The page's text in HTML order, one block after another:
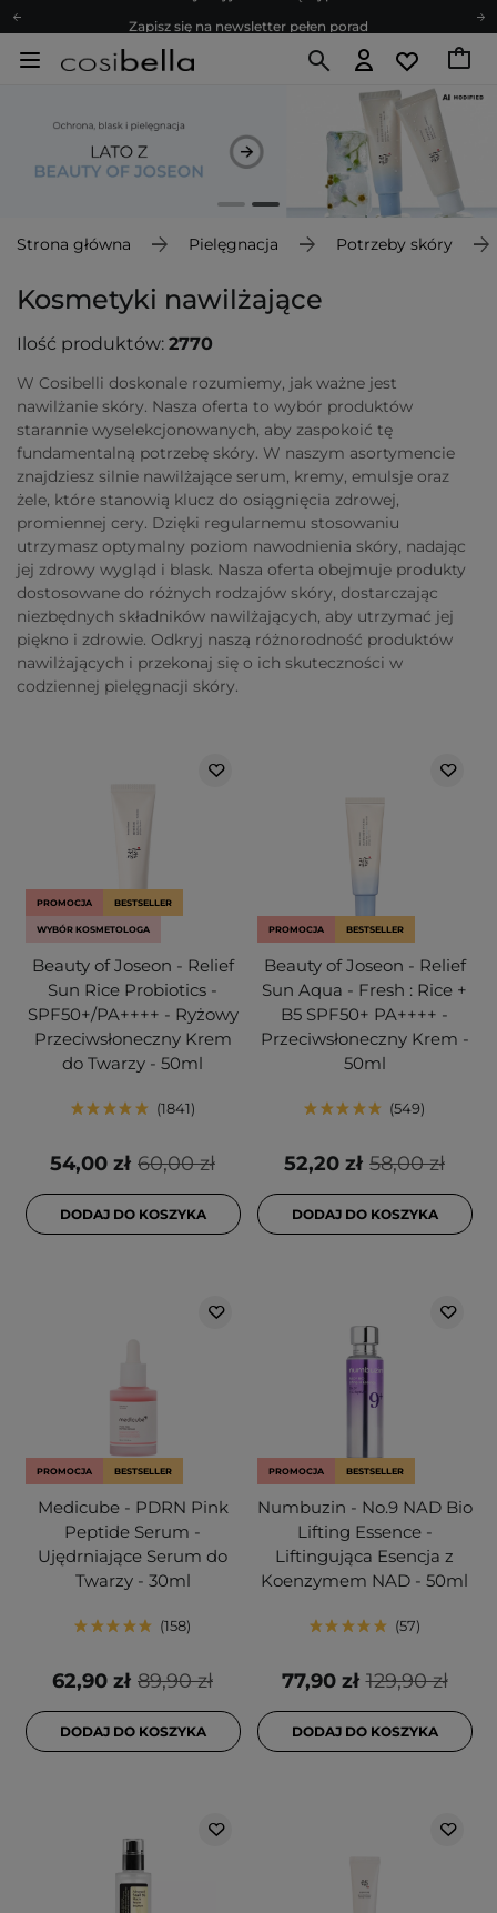
Bezpłatne konsultacje kosmetologiczne
Poleć nas i zyskaj jeszcze więcej punktów
Zapisz się na newsletter pełen porad
Strona główna Pielęgnacja Potrzeby skóry
Kosmetyki nawilżające
Ilość produktów: 2770
W Cosibelli doskonale rozumiemy, jak ważne jest
nawilżanie skóry. Nasza oferta to wybór produktów
starannie wyselekcjonowanych, aby zaspokoić tę
fundamentalną potrzebę skóry. W naszym asortymencie
znajdziesz silnie nawilżające serum, kremy, emulsje oraz
żele, które stanowią klucz do osiągnięcia zdrowej,
promiennej cery. Dzięki regularnemu stosowaniu
utrzymasz optymalny poziom nawodnienia skóry, nadając
jej zdrowy wygląd i blask. Nasza oferta obejmuje produkty
dostosowane do różnych rodzajów skóry, dostarczając
niezbędnych składników nawilżających, aby utrzymać jej
piękno i zdrowie. Odkryj naszą różnorodność produktów
nawilżających i przekonaj się o ich skuteczności w
codziennej pielęgnacji skóry.
PROMOCJA BESTSELLER
WYBÓR KOSMETOLOGA
Beauty of Joseon - Relief
Sun Rice Probiotics -
SPF50+/PA++++ - Ryżowy
Przeciwsłoneczny Krem
do Twarzy - 50ml
1841
60,00 zł
54,00 zł
DODAJ DO KOSZYKA
PROMOCJA BESTSELLER
Beauty of Joseon - Relief
Sun Aqua - Fresh : Rice +
B5 SPF50+ PA++++ -
Przeciwsłoneczny Krem -
50ml
549
58,00 zł
52,20 zł
DODAJ DO KOSZYKA
PROMOCJA BESTSELLER
Medicube - PDRN Pink
Peptide Serum -
Ujędrniające Serum do
Twarzy - 30ml
158
89,90 zł
62,90 zł
DODAJ DO KOSZYKA
PROMOCJA BESTSELLER
Numbuzin - No.9 NAD Bio
Lifting Essence -
Liftingująca Esencja z
Koenzymem NAD - 50ml
57
129,90 zł
77,90 zł
DODAJ DO KOSZYKA